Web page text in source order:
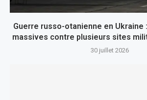
Guerre russo-otanienne en Ukraine
massives contre plusieurs sites
30 juillet 2026